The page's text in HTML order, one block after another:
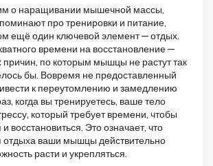
о наращивании мышечной массы,
про тренировки и питание,
ещё один ключевой элемент — отдых.
времени на восстановление —
причин, по которым мышцы не растут так
бы. Вовремя не предоставленный
к переутомлению и замедлению
когда вы тренируетесь, ваше тело
который требует времени, чтобы
восстановиться. Это означает, что
отдыха ваши мышцы действительно
расти и укрепляться.